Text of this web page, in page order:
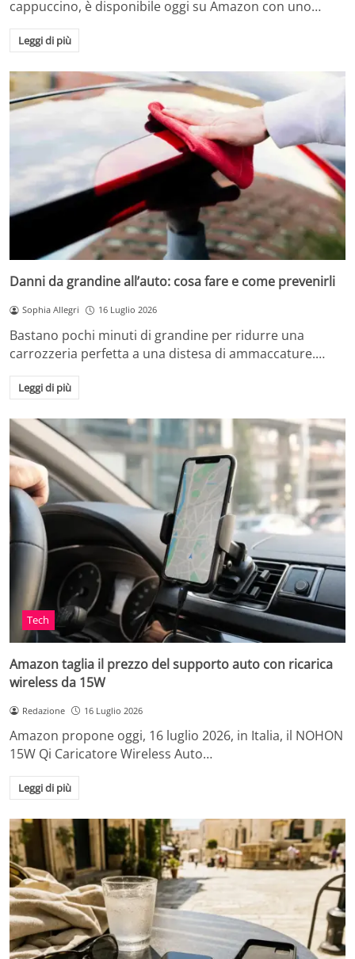
cappuccino, è disponibile oggi su Amazon con uno…
Leggi di più
Danni da grandine all’auto: cosa fare e come prevenirli
Sophia Allegri 16 Luglio 2026
Bastano pochi minuti di grandine per ridurre una
carrozzeria perfetta a una distesa di ammaccature.…
Leggi di più
Tech
Amazon taglia il prezzo del supporto auto con ricarica
wireless da 15W
Redazione 16 Luglio 2026
Amazon propone oggi, 16 luglio 2026, in Italia, il NOHON
15W Qi Caricatore Wireless Auto…
Leggi di più